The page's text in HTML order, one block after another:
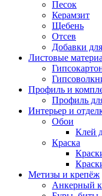
Песок
Керамзит
Щебень
Отсев
Добавки
Листовые
Профиль и
Профиль
Интерьер и
Обои
Клей
Краска
Метизы и крепёж
Анкерный